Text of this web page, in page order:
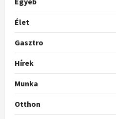
Élet
Gasztro
Hírek
Munka
Otthon